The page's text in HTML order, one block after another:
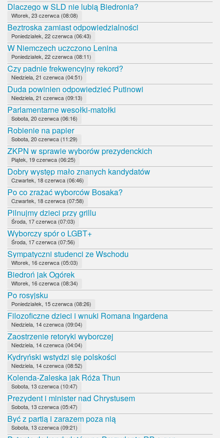
Dlaczego w SLD nie lubią Biedronia?
Wtorek, 23 czerwca (08:08)
Beztroska zamiast odpowiedzialności
Poniedziałek, 22 czerwca (06:43)
W Niemczech uczczono Lenina
Poniedziałek, 22 czerwca (08:11)
Czy padnie frekwencyjny rekord?
Niedziela, 21 czerwca (04:51)
Duda powinien odpowiedzieć Putinowi
Niedziela, 21 czerwca (09:13)
Parlamentarne wesołki-matołki
Sobota, 20 czerwca (06:16)
Robienie na papier
Sobota, 20 czerwca (11:29)
ZKPN w sprawie wyborów prezydenckich
Piątek, 19 czerwca (06:25)
Dobry występ mało znanych kandydatów
Czwartek, 18 czerwca (06:46)
Po co zrażać wyborców Bosaka?
Czwartek, 18 czerwca (07:58)
Pilnujmy dzieci przy grillu
Środa, 17 czerwca (07:03)
Wyborczy spór o LGBT+
Środa, 17 czerwca (07:56)
Sympatyczni studenci ze Wschodu
Wtorek, 16 czerwca (05:03)
Biedroń jak Ogórek
Wtorek, 16 czerwca (08:34)
Po rosyjsku
Poniedziałek, 15 czerwca (08:26)
Filozoficzne dzieci i wnuki Romana Ingardena
Niedziela, 14 czerwca (09:04)
Zaostrzenie retoryki wyborczej
Niedziela, 14 czerwca (04:04)
Kydryński wstydzi się polskości
Niedziela, 14 czerwca (08:52)
Kolenda-Zaleska jak Róża Thun
Sobota, 13 czerwca (10:47)
Prezydent i minister nad Chrystusem
Sobota, 13 czerwca (05:47)
Być z partią i zarazem poza nią
Sobota, 13 czerwca (09:21)